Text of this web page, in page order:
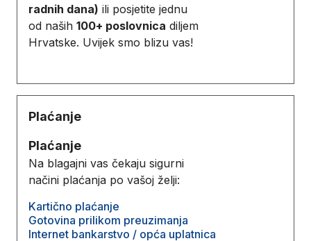
radnih dana) ili posjetite jednu
od naših 100+ poslovnica diljem
Hrvatske. Uvijek smo blizu vas!
Plaćanje
Plaćanje
Na blagajni vas čekaju sigurni
načini plaćanja po vašoj želji:
Kartično plaćanje
Gotovina prilikom preuzimanja
Internet bankarstvo / opća uplatnica